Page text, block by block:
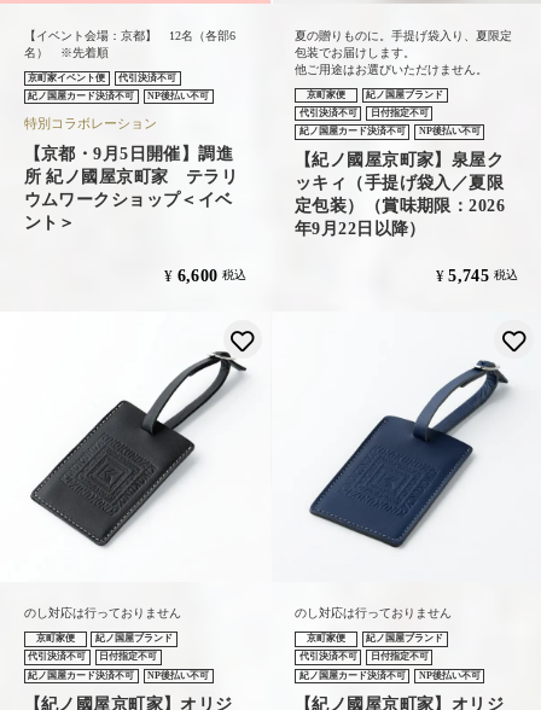
【イベント会場：京都】 12名（各部6
名） ※先着順
京町家イベント便
代引決済不可
紀ノ国屋カード決済不可
NP後払い不可
特別コラボレーション
【京都・9月5日開催】調進
所 紀ノ國屋京町家 テラリ
ウムワークショップ＜イベ
ント＞
¥ 6,600 税込
夏の贈りものに。手提げ袋入り、夏限定
包装でお届けします。
他ご用途はお選びいただけません。
京町家便
紀ノ国屋ブランド
代引決済不可
日付指定不可
紀ノ国屋カード決済不可
NP後払い不可
【紀ノ國屋京町家】泉屋ク
ッキィ（手提げ袋入／夏限
定包装）（賞味期限：2026
年9月22日以降）
¥ 5,745 税込
のし対応は行っておりません
京町家便
紀ノ国屋ブランド
代引決済不可
日付指定不可
紀ノ国屋カード決済不可
NP後払い不可
【紀ノ國屋京町家】オリジ
のし対応は行っておりません
京町家便
紀ノ国屋ブランド
代引決済不可
日付指定不可
紀ノ国屋カード決済不可
NP後払い不可
【紀ノ國屋京町家】オリジ